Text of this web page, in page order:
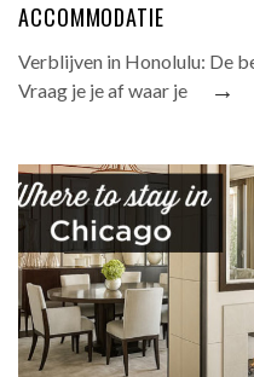
ACCOMMODATIE
Verblijven in Honolulu: De
Vraag je je af waar je
→